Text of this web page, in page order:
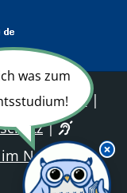
Sitemap|
|
Notfall
was zum